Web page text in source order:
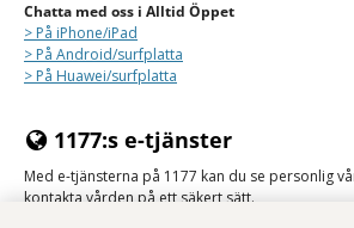
Chatta med oss i Alltid Öppet
> På iPhone/iPad
> På Android/surfplatta
> På Huawei/surfplatta
1177:s e-tjänster
Med e-tjänsterna på 1177 kan du se personlig
kontakta vården på ett säkert sätt.